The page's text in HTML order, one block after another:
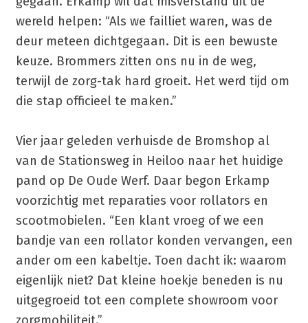
wereld helpen: “Als we failliet waren, was de
deur meteen dichtgegaan. Dit is een bewuste
keuze. Brommers zitten ons nu in de weg,
terwijl de zorg-tak hard groeit. Het werd tijd om
die stap officieel te maken.”
Vier jaar geleden verhuisde de Bromshop al
van de Stationsweg in Heiloo naar het huidige
pand op De Oude Werf. Daar begon Erkamp
voorzichtig met reparaties voor rollators en
scootmobielen. “Een klant vroeg of we een
bandje van een rollator konden vervangen, een
ander om een kabeltje. Toen dacht ik: waarom
eigenlijk niet? Dat kleine hoekje beneden is nu
uitgegroeid tot een complete showroom voor